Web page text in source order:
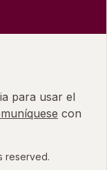
para usar el
con
reserved.